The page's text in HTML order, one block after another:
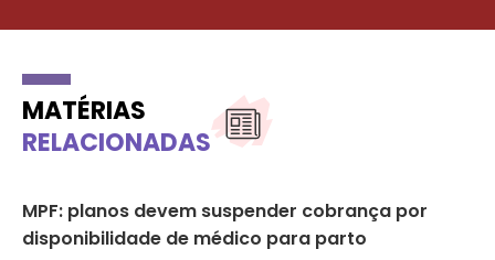
MATÉRIAS
RELACIONADAS
MPF: planos devem suspender cobrança por
disponibilidade de médico para parto